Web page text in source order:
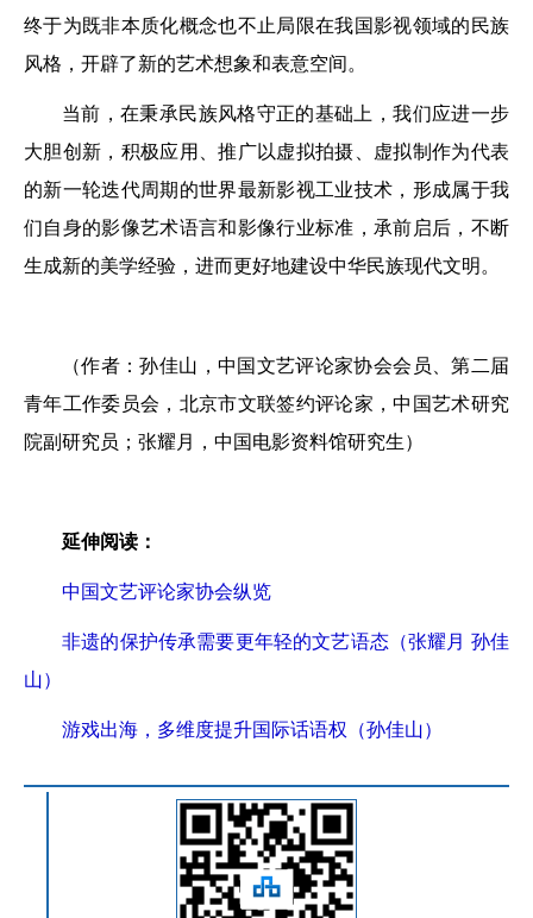
终于为既非本质化概念也不止局限在我国影视领域的民族
风格，开辟了新的艺术想象和表意空间。
当前，在秉承民族风格守正的基础上，我们应进一步
大胆创新，积极应用、推广以虚拟拍摄、虚拟制作为代表
的新一轮迭代周期的世界最新影视工业技术，形成属于我
们自身的影像艺术语言和影像行业标准，承前启后，不断
生成新的美学经验，进而更好地建设中华民族现代文明。
（作者：孙佳山，中国文艺评论家协会会员、第二届
青年工作委员会，北京市文联签约评论家，中国艺术研究
院副研究员；张耀月，中国电影资料馆研究生）
延伸阅读：
中国文艺评论家协会纵览
非遗的保护传承需要更年轻的文艺语态（张耀月 孙佳
山）
游戏出海，多维度提升国际话语权（孙佳山）